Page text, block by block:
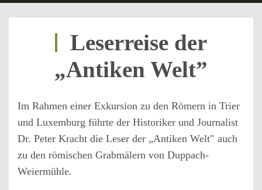
Leserreise der
„Antiken Welt”
Im Rahmen einer Exkursion zu den Römern in Trier
und Luxemburg führte der Historiker und Journalist
Dr. Peter Kracht die Leser der „Antiken Welt″ auch
zu den römischen Grabmälern von Duppach-
Weiermühle.